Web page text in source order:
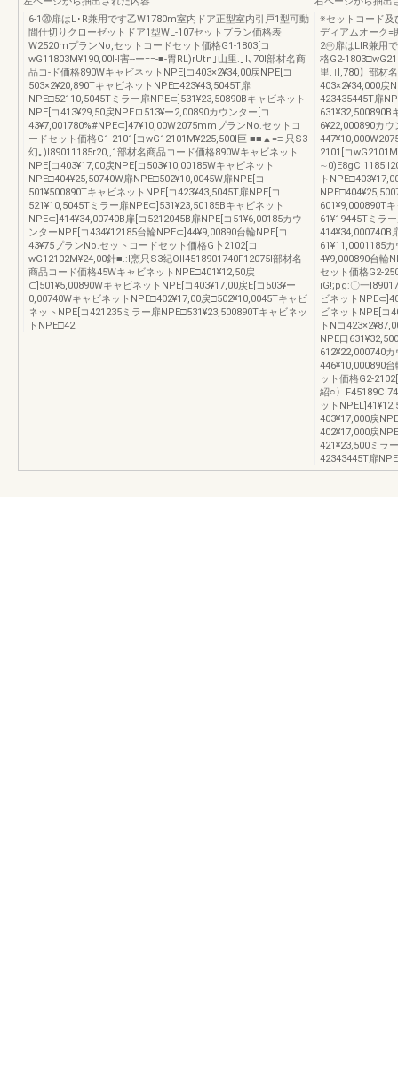
6-1⑳扉はL･R兼用です乙W1780m室内ドア正型室内引戸1型可動
間仕切りクローゼットドア1型WL-107セットプラン価格表
W2520mプランNo,セットコードセット価格G1-1803[コ
wG11803M¥190,00I-l害--ー==-■-胃RL)rUtn｣山里.｣l､70l部材名商
品コ-ド価格890WキャビネットNPE[コ403×2¥34,00戻NPE[コ
503×2¥20,890TキャビネットNPE□423¥43,5045T扉
NPE□52110,5045Tミラー扉NPE⊂]531¥23,50890Bキャビネット
NPE[コ413¥29,50戻NPEロ513¥ー2,00890カウンター[コ
43¥7,001780%#NPE⊂]47¥10,00W2075mmプランNo.セットコ
ードセット価格G1-2101[コwG12101M¥225,500l巨-■■▲=≡-只S3
幻｡)l89011185r20,,1部材名商品コード価格890Wキャビネット
NPE[コ403¥17,00戻NPE[コ503¥10,00185Wキャビネット
NPE□404¥25,50740W扉NPE□502¥10,0045W扉NPE[コ
501¥500890TキャビネットNPE[コ423¥43,5045T扉NPE[コ
521¥10,5045Tミラー扉NPE⊂]531¥23,50185Bキャビネット
NPE⊂]414¥34,00740B扉[コ5212045B扉NPE[コ51¥6,00185カウ
ンターNPE[コ434¥12185台輪NPE⊂]44¥9,00890台輪NPE[コ
43¥75プランNo.セットコードセット価格G卜2102[コ
wG12102M¥24,00針■.:l烹只S3紀OIl4518901740F12075l部材名
商品コード価格45WキャビネットNPE□401¥12,50戻
⊂]501¥5,00890WキャビネットNPE[コ403¥17,00戻E[コ503¥ー
0,00740WキャビネットNPE□402¥17,00戻□502¥10,0045Tキャビ
ネットNPE[コ421235ミラー扉NPE□531¥23,500890Tキャビネッ
トNPE□42
※セットコード及
ディアムオーク=
2㊥扉はLIR兼用
格G2-
里.｣I,780】部材
403×2¥34,000戻
423435445T扉
631¥32,500890B
6¥22,000890カ
2101[コ
ト
601¥9,000890T
61¥19445Tミラ
414¥34,000740B
61¥11,0001185
4¥9,000890台輪
セット価格G2-
iG!;pg:〇一
ビネット
ビネットNPE[コ
トNコ
NPE口
612¥22,000740
446¥10,000890
ット価格G2-
紹○〉
ット
403¥17,000戻
402¥17,000戻
421¥23,500ミラ
42343445T扉